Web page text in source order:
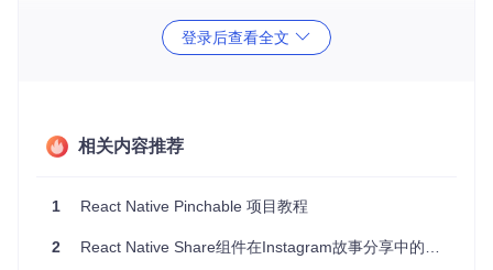
户体验。
开源免费 ：基于MIT许可证，开发者可以自由使用、修改
登录后查看全文
相关内容推荐
1 React Native Pinchable 项目教程
2 React Native Share组件在Instagram故事分享中的图片缩放问题解决方案